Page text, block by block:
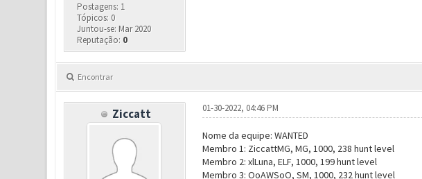
Postagens: 1
Tópicos: 0
Juntou-se: Mar 2020
Reputação: 0
Encontrar
Ziccatt 01-30-2022, 04:46 PM
Nome da equipe: WANTED
Membro 1: ZiccattMG, MG, 1000, 238 hunt level
Membro 2: xlLuna, ELF, 1000, 199 hunt level
Membro 3: OoAWSoO, SM, 1000, 232 hunt level